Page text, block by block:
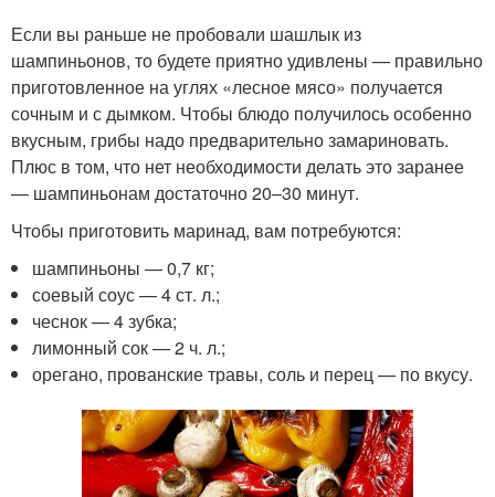
Если вы раньше не пробовали шашлык из
шампиньонов, то будете приятно удивлены — правильно
приготовленное на углях «лесное мясо» получается
сочным и с дымком. Чтобы блюдо получилось особенно
вкусным, грибы надо предварительно замариновать.
Плюс в том, что нет необходимости делать это заранее
— шампиньонам достаточно 20–30 минут.
Чтобы приготовить маринад, вам потребуются:
шампиньоны — 0,7 кг;
соевый соус — 4 ст. л.;
чеснок — 4 зубка;
лимонный сок — 2 ч. л.;
орегано, прованские травы, соль и перец — по вкусу.